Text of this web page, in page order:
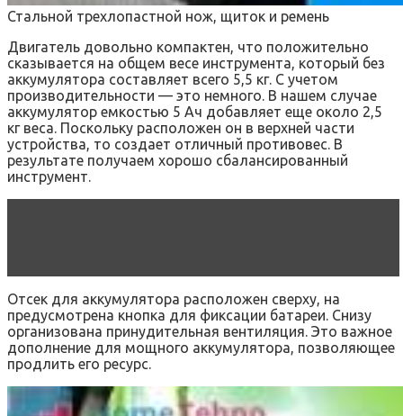
Стальной трехлопастной нож, щиток и ремень
Двигатель довольно компактен, что положительно
сказывается на общем весе инструмента, который без
аккумулятора составляет всего 5,5 кг. С учетом
производительности — это немного. В нашем случае
аккумулятор емкостью 5 Ач добавляет еще около 2,5
кг веса. Поскольку расположен он в верхней части
устройства, то создает отличный противовес. В
результате получаем хорошо сбалансированный
инструмент.
Отсек для аккумулятора расположен сверху, на
предусмотрена кнопка для фиксации батареи. Снизу
организована принудительная вентиляция. Это важное
дополнение для мощного аккумулятора, позволяющее
продлить его ресурс.